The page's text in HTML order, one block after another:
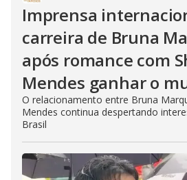
Imprensa
carreira de Bruna
após romance com
Mendes ganhar o
O relacionamento entre Bruna
Mendes continua despertando
Brasil